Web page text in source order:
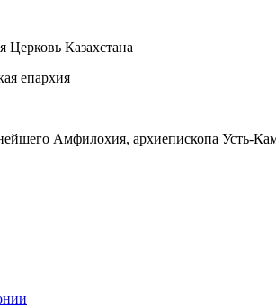
Церковь Казахстана
Амфилохия, архиепископа Усть-